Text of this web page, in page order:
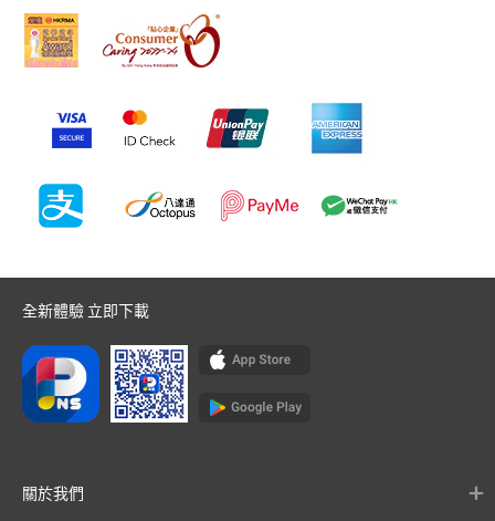
全新體驗 立即下載
關於我們